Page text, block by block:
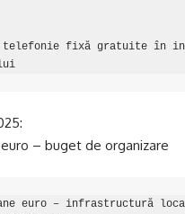
telefonie fixă gratuite în
euro – buget de organizare
euro – infrastructură